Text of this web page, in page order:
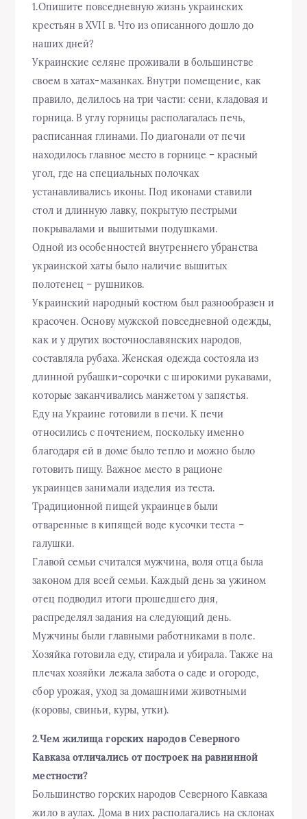
1.Опишите повседневную жизнь украинских
крестьян в XVII в. Что из описанного дошло до
наших дней?
Украинские селяне проживали в большинстве
своем в хатах-мазанках. Внутри помещение, как
правило, делилось на три части: сени, кладовая и
горница. В углу горницы располагалась печь,
расписанная глинами. По диагонали от печи
находилось главное место в горнице – красный
угол, где на специальных полочках
устанавливались иконы. Под иконами ставили
стол и длинную лавку, покрытую пестрыми
покрывалами и вышитыми подушками.
Одной из особенностей внутреннего убранства
украинской хаты было наличие вышитых
полотенец – рушников.
Украинский народный костюм был разнообразен и
красочен. Основу мужской повседневной одежды,
как и у других восточнославянских народов,
составляла рубаха. Женская одежда состояла из
длинной рубашки-сорочки с широкими рукавами,
которые заканчивались манжетом у запястья.
Еду на Украине готовили в печи. К печи
относились с почтением, поскольку именно
благодаря ей в доме было тепло и можно было
готовить пищу. Важное место в рационе
украинцев занимали изделия из теста.
Традиционной пищей украинцев были
отваренные в кипящей воде кусочки теста –
галушки.
Главой семьи считался мужчина, воля отца была
законом для всей семьи. Каждый день за ужином
отец подводил итоги прошедшего дня,
распределял задания на следующий день.
Мужчины были главными работниками в поле.
Хозяйка готовила еду, стирала и убирала. Также на
плечах хозяйки лежала забота о саде и огороде,
сбор урожая, уход за домашними животными
(коровы, свиньи, куры, утки).
2.Чем жилища горских народов Северного
Кавказа отличались от построек на равнинной
местности?
Большинство горских народов Северного Кавказа
жило в аулах. Дома в них располагались на склонах